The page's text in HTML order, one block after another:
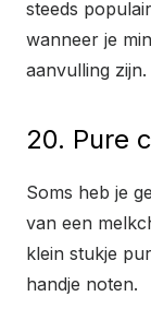
steeds
wanneer je
aanvulling zijn.
20. Pure
Soms heb je
van een
klein stukje
handje noten.